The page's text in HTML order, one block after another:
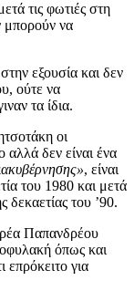
τις φωτιές στη
μπορούν να
εξουσία και δεν
ούτε να
τα ίδια.
οι
αλλά δεν είναι ένα
, είναι
του 1980 και μετά
του ’90.
Παπανδρέου
όπως και
για